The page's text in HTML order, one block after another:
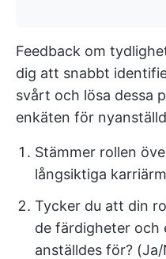
Feedback om
dig att snabbt
svårt och lösa dessa
enkäten för
Stämmer rollen
långsiktiga
Tycker du att din
de färdigheter och
anställdes för? (Ja/